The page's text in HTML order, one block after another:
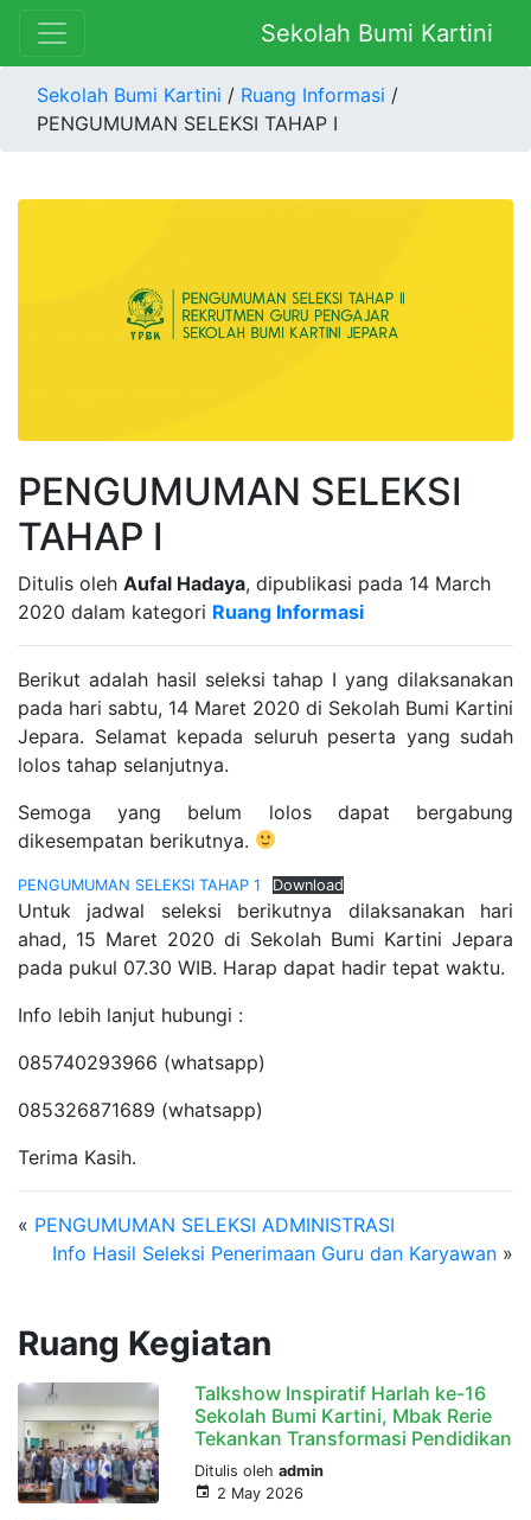
Sekolah Bumi Kartini
Sekolah Bumi Kartini / Ruang Informasi /
PENGUMUMAN SELEKSI TAHAP I
PENGUMUMAN SELEKSI
TAHAP I
Ditulis oleh Aufal Hadaya, dipublikasi pada 14 March
2020 dalam kategori Ruang Informasi
Berikut adalah hasil seleksi tahap I yang dilaksanakan
pada hari sabtu, 14 Maret 2020 di Sekolah Bumi Kartini
Jepara. Selamat kepada seluruh peserta yang sudah
lolos tahap selanjutnya.
Semoga yang belum lolos dapat bergabung
dikesempatan berikutnya.
PENGUMUMAN SELEKSI TAHAP 1 Download
Untuk jadwal seleksi berikutnya dilaksanakan hari
ahad, 15 Maret 2020 di Sekolah Bumi Kartini Jepara
pada pukul 07.30 WIB. Harap dapat hadir tepat waktu.
Info lebih lanjut hubungi :
085740293966 (whatsapp)
085326871689 (whatsapp)
Terima Kasih.
« PENGUMUMAN SELEKSI ADMINISTRASI
Info Hasil Seleksi Penerimaan Guru dan Karyawan »
Ruang Kegiatan
Talkshow Inspiratif Harlah ke-16
Sekolah Bumi Kartini, Mbak Rerie
Tekankan Transformasi Pendidikan
Ditulis olehadmin
2 May 2026